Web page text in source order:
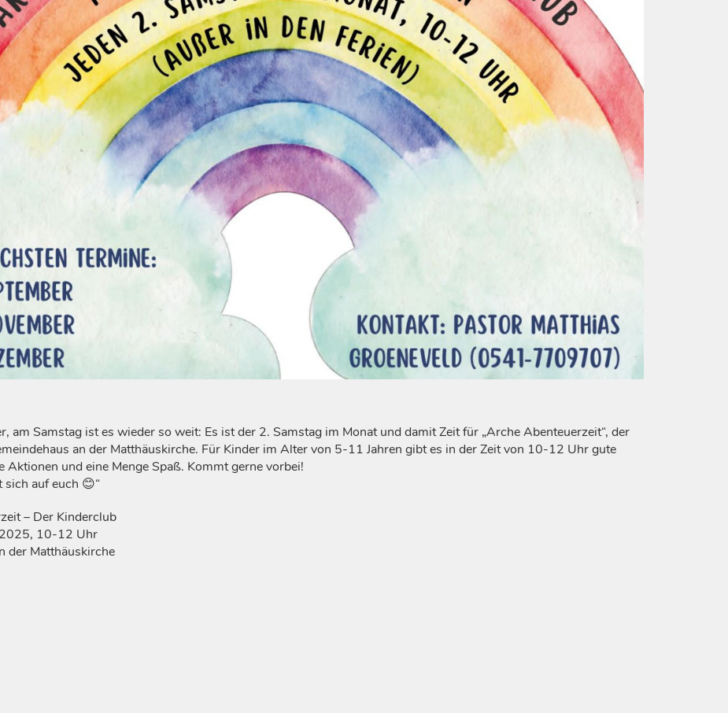
am Samstag ist es wieder so weit: Es ist der 2. Samstag im Monat und damit Zeit für „Arche Abenteuerzeit“, der
an der Matthäuskirche. Für Kinder im Alter von 5-11 Jahren gibt es in der Zeit von 10-12 Uhr gute
Aktionen und eine Menge Spaß. Kommt gerne vorbei!
sich auf euch 😊“
– Der Kinderclub
10-12 Uhr
der Matthäuskirche